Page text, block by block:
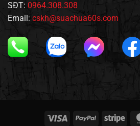
SĐT: 0964.308.308
Email: cskh@suachua60s.com
Visa PayPal